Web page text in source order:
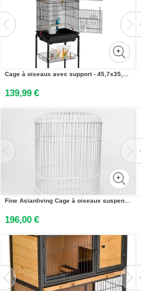
Cage à oiseaux avec support - 45,7x35,5x151 cm - Abri robuste pour oiseaux à usage externe - Idéal pour les perruches et les canaris
139,99 €
Fine Asianliving Cage à oiseaux suspendue avec crochet Décoration blanche D40xH60cm
196,00 €